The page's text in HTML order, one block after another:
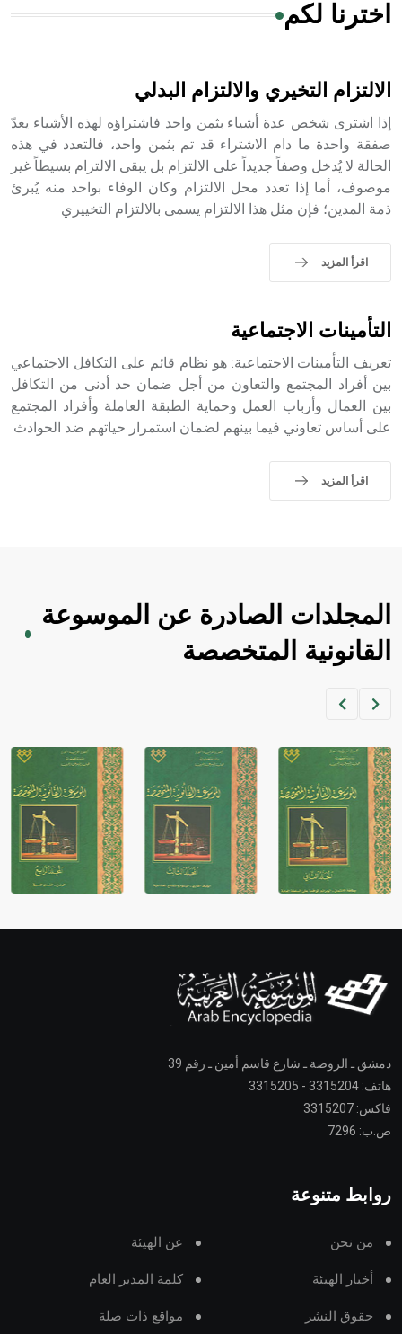
هل تعلم أن الأبسيد كلمة فرنسية اللفظ تم اعتمادها مصطلحاً
- هل تعلم أن أبجر Abgar اسم معروف جيداً يعود إلى عدد من
الملوك الذين حكموا مدينة إديسا (الرها) من أبجر الأول وحتى
التاسع، وهم ينتسبون إلى أسرة أوسروين
sign تكتب منفصلة غير متصلة، وتعتمد المبدأ الأكوروفوني،
حيث تقتصر القيمة الصوتية للعلامة الك
اخترنا لكم
الالتزام التخيري والالتزام البدلي
إذا اشترى شخص عدة أشياء بثمن واحد فاشتراؤه لهذه الأشياء يعدّ
صفقة واحدة ما دام الاشتراء قد تم بثمن واحد، فالتعدد في هذه
الحالة لا يُدخل وصفاً جديداً على الالتزام بل يبقى الالتزام بسيطاً غير
موصوف، أما إذا تعدد محل الالتزام وكان الوفاء بواحد منه يُبرئ
ذمة المدين؛ فإن مثل هذا الالتزام يسمى بالالتزام التخييري
اقرأ المزيد
التأمينات الاجتماعية
تعريف التأمينات الاجتماعية: هو نظام قائم على التكافل الاجتماعي
بين أفراد المجتمع والتعاون من أجل ضمان حد أدنى من التكافل
بين العمال وأرباب العمل وحماية الطبقة العاملة وأفراد المجتمع
على أساس تعاوني فيما بينهم لضمان استمرار حياتهم ضد الحوادث
اقرأ المزيد
المجلدات الصادرة عن الموسوعة
القانونية المتخصصة
دمشق ـ الروضة ـ شارع قاسم أمين ـ رقم 39
هاتف: 3315204 - 3315205
فاكس: 3315207
ص.ب: 7296
روابط متنوعة
من نحن عن الهيئة
أخبار الهيئة كلمة المدير العام
حقوق النشر مواقع ذات صلة